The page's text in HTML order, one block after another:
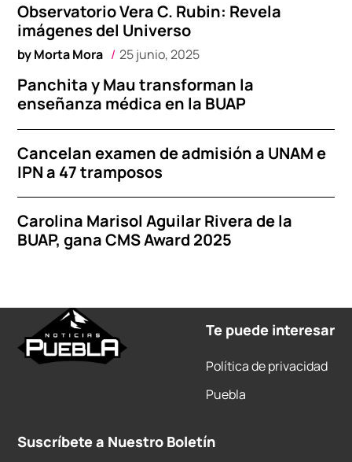
Observatorio Vera C. Rubin: Revela
imágenes del Universo
byMorta Mora 25 junio, 2025
Panchita y Mau transforman la
enseñanza médica en la BUAP
Cancelan examen de admisión a UNAM e
IPN a 47 tramposos
Carolina Marisol Aguilar Rivera de la
BUAP, gana CMS Award 2025
Te puede interesar
Política de privacidad
Puebla
Suscríbete a Nuestro Boletín